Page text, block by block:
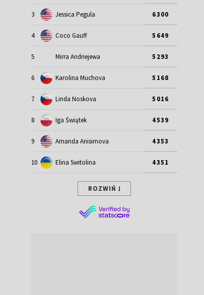
3 Jessica Pegula 6300
4 Coco Gauff 5649
5 Mirra Andriejewa 5293
6 Karolina Muchova 5168
7 Linda Noskova 5016
8 Iga Świątek 4539
9 Amanda Anisimova 4353
10 Elina Switolina 4351
ROZWIŃ